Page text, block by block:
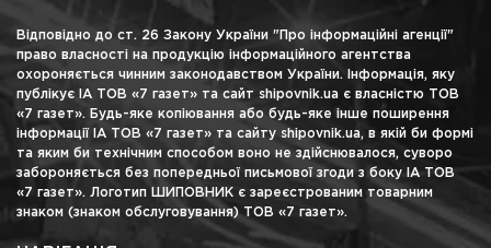
Відповідно до ст. 26 Закону України "Про інформаційні агенції"
право власності на продукцію інформаційного агентства
охороняється чинним законодавством України. Інформація, яку
публікує ІА ТОВ «7 газет» та сайт shipovnik.ua є власністю ТОВ
«7 газет». Будь-яке копіювання або будь-яке інше поширення
інформації ІА ТОВ «7 газет» та сайту shipovnik.ua, в якій би формі
та яким би технічним способом воно не здійснювалося, суворо
забороняється без попередньої письмової згоди з боку ІА ТОВ
«7 газет». Логотип ШИПОВНИК є зареєстрованим товарним
знаком (знаком обслуговування) ТОВ «7 газет».